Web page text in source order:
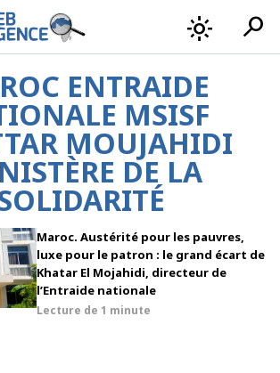
light_mode search
ENTRAIDE
MSISF
MOUJAHIDI
DE LA
Maroc. Austérité pour les pauvres,
luxe pour le patron : le grand écart de
Khatar El Mojahidi, directeur de
l’Entraide nationale
Lecture de 1 minute